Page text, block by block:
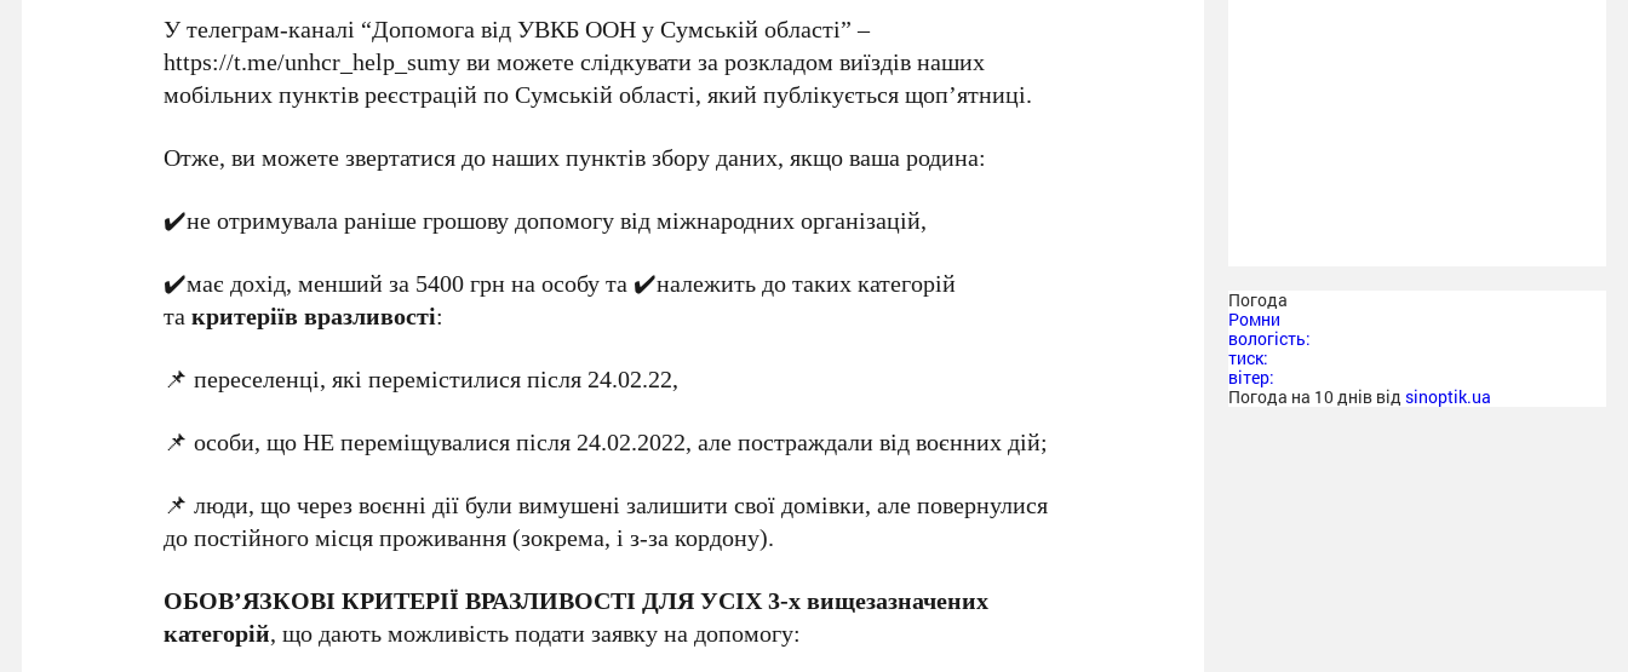
У телеграм-каналі “Допомога від УВКБ ООН у Сумській області” –
https://t.me/unhcr_help_sumy ви можете слідкувати за розкладом виїздів наших
мобільних пунктів реєстрацій по Сумській області, який публікується щоп’ятниці.
Отже, ви можете звертатися до наших пунктів збору даних, якщо ваша родина:
✔️не отримувала раніше грошову допомогу від міжнародних організацій,
✔️має дохід, менший за 5400 грн на особу та ✔️належить до таких категорій
такритеріїв вразливості:
📌 переселенці, які перемістилися після 24.02.22,
📌 особи, що НЕ переміщувалися після 24.02.2022, але постраждали від воєнних дій;
📌 люди, що через воєнні дії були вимушені залишити свої домівки, але повернулися
до постійного місця проживання (зокрема, і з-за кордону).
ОБОВ’ЯЗКОВІ КРИТЕРІЇ ВРАЗЛИВОСТІ ДЛЯ УСІХ 3-х вищезазначених
категорій, що дають можливість подати заявку на допомогу:
Погода
Ромни
вологість:
тиск:
вітер:
Погода на 10 днів від sinoptik.ua